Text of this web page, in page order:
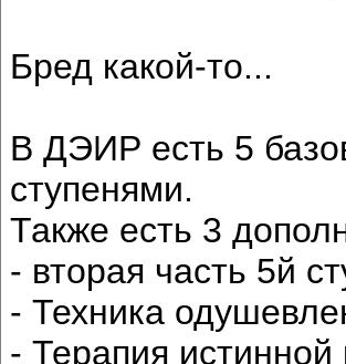
Бред какой-то...
В ДЭИР есть 5
ступенями.
Также есть 3
- вторая часть 5й
- Техника
- Терапия